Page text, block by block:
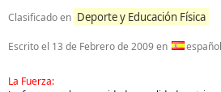
Clasificado en Deporte y Educación Física
Escrito el 13 de Febrero de 2009en
La Fuerza: